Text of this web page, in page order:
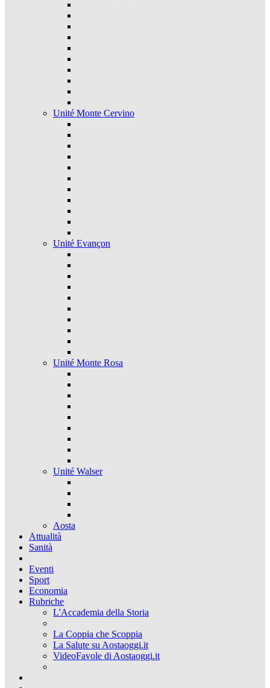
Unité Monte Cervino
Unité Evançon
Unité Monte Rosa
Unité Walser
Aosta
Attualità
Sanità
Eventi
Sport
Economia
Rubriche
L'Accademia della Storia
La Coppia che Scoppia
La Salute su Aostaoggi.it
VideoFavole di Aostaoggi.it